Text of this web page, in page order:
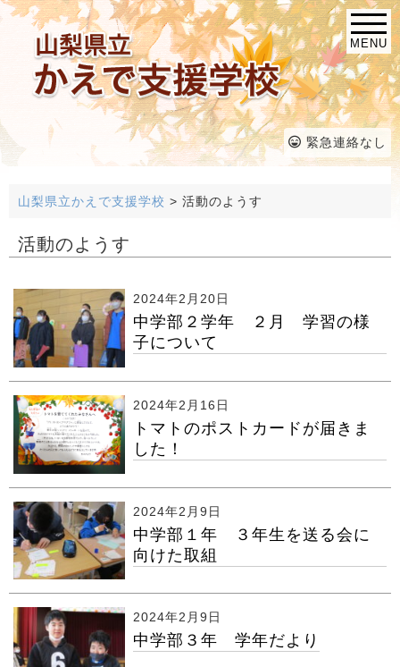
MENU
緊急連絡なし
山梨県立かえで支援学校 > 活動のようす
活動のようす
2024年2月20日
中学部２学年 ２月 学習の様
子について
2024年2月16日
トマトのポストカードが届きま
した！
2024年2月9日
中学部１年 ３年生を送る会に
向けた取組
2024年2月9日
中学部３年 学年だより